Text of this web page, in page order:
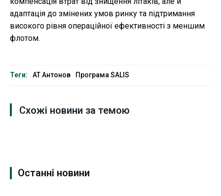
адаптація до змінених умов ринку та підтримання
високого рівня операційної ефективності з меншим
флотом.
Теги: АТ Антонов Програма SALIS
Схожі новини за темою
Останні новини